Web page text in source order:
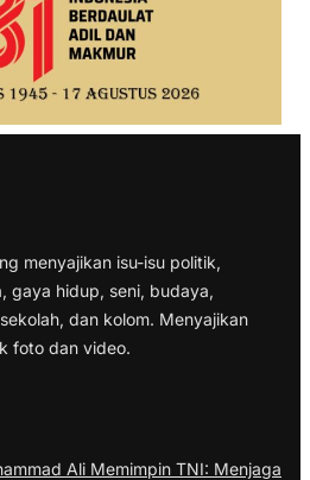
menyajikan isu-isu politik,
gaya hidup, seni, budaya,
dan kolom. Menyajikan
foto dan video.
Ali Memimpin TNI: Menjaga